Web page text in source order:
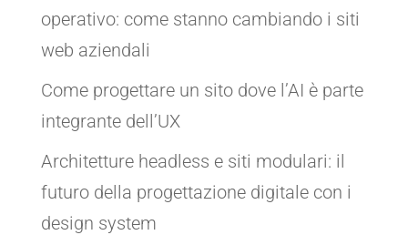
operativo: come stanno cambiando i siti
web aziendali
Come progettare un sito dove l’AI è parte
integrante dell’UX
Architetture headless e siti modulari: il
futuro della progettazione digitale con i
design system